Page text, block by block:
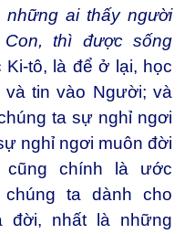
những ai thấy người
thì được sống
tô, là để ở lại, học
tin vào Người; và
ta sự nghỉ ngơi
nghỉ ngơi muôn đời
chính là ước
ta dành cho
đời, nhất là những